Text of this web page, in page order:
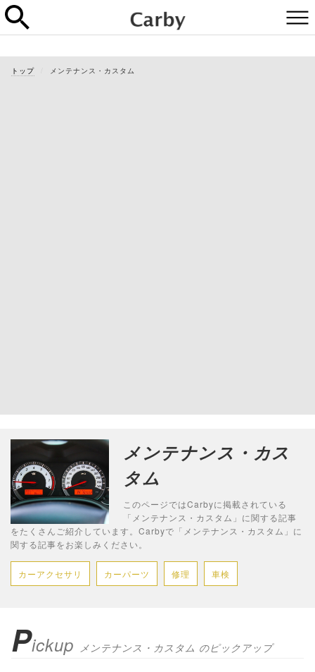
トップ メンテナンス・カスタム
メンテナンス・カス
タム
このページではCarbyに掲載されている
「メンテナンス・カスタム」に関する記事
をたくさんご紹介しています。Carbyで「メンテナンス・カスタム」に
関する記事をお楽しみください。
カーアクセサリ カーパーツ 修理 車検
Pickup メンテナンス・カスタム のピックアップ